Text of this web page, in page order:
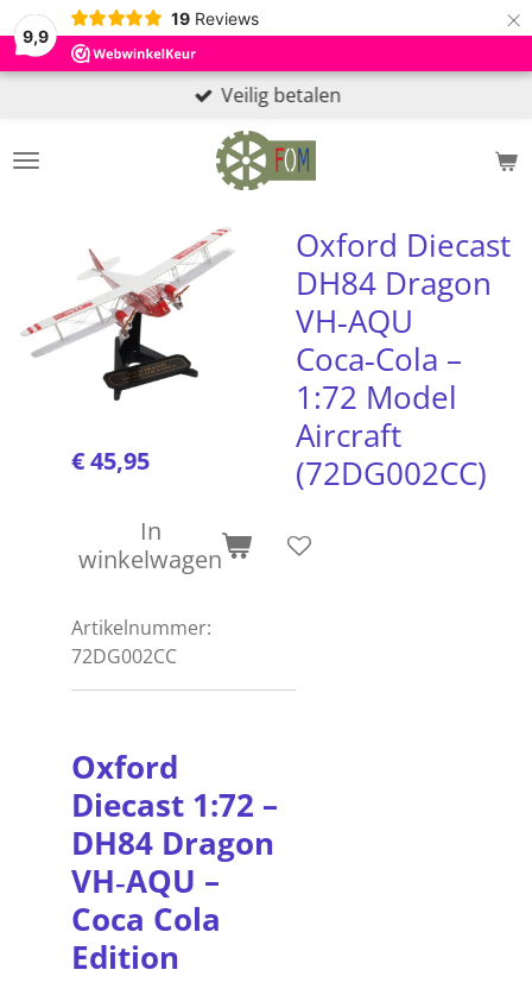
9,9
19 Reviews ×
Veilig betalen
Oxford Diecast
DH84 Dragon
VH‑AQU
Coca‑Cola –
1:72 Model
Aircraft
(72DG002CC)
€ 45,95
In
winkelwagen
Artikelnummer:
72DG002CC
Oxford
Diecast 1:72 –
DH84 Dragon
VH‑AQU –
Coca Cola
Edition